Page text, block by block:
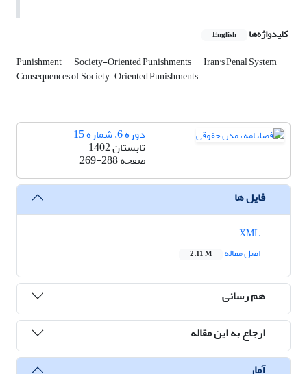
کلیدواژه‌ها English
Punishment Society-Oriented Punishments Iran's Penal System
Consequences of Society-Oriented Punishments
دوره 6، شماره 15
تابستان 1402
صفحه269-288
فایل ها
اصل مقاله
2.11 M
هم رسانی
ارجاع به این مقاله
آمار